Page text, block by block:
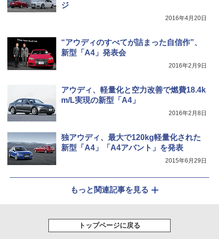
ジ
2016年4月20日
“アウディのすべてが詰まった自信作”、
新型「A4」発表会
2016年2月9日
アウディ、軽量化と空力改善で燃費18.4k
m/L実現の新型「A4」
2016年2月8日
独アウディ、最大で120kg軽量化された
新型「A4」「A4アバント」を発表
2015年6月29日
もっと関連記事を見る
トップページに戻る